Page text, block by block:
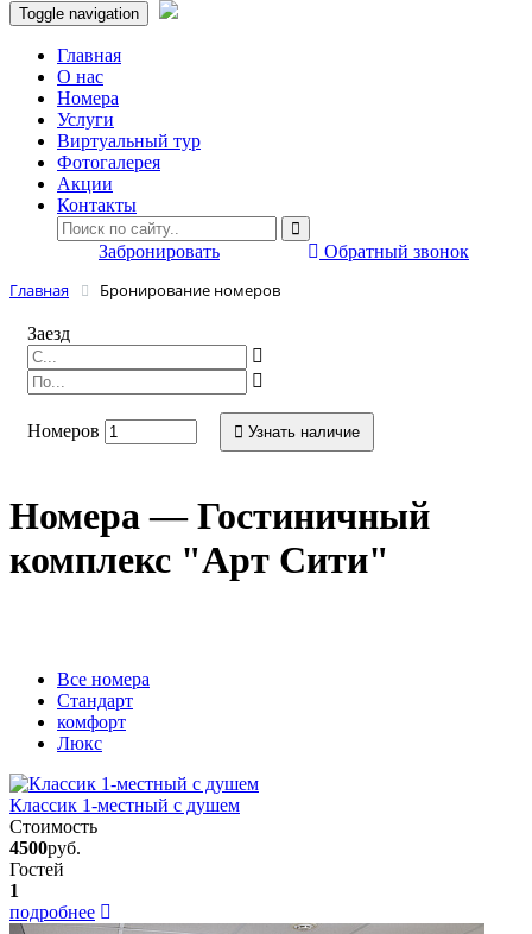
Toggle navigation
Главная
O нас
Номера
Услуги
Виртуальный тур
Фотогалерея
Акции
Контакты
Забронировать Обратный звонок
Главная Бронирование номеров
Заезд
Номеров Узнать наличие
Номера — Гостиничный
комплекс "Арт Сити"
Вcе номера
Стандарт
комфорт
Люкс
Классик 1-местный с душем
Стоимость
4500руб.
Гостей
1
подробнее